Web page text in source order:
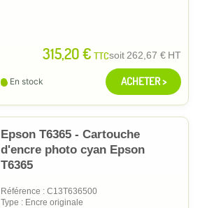
315,20 € TTCsoit262,67 € HT
En stock ACHETER >
Epson T6365 - Cartouche
d'encre photo cyan Epson
T6365
Référence : C13T636500
Type : Encre originale